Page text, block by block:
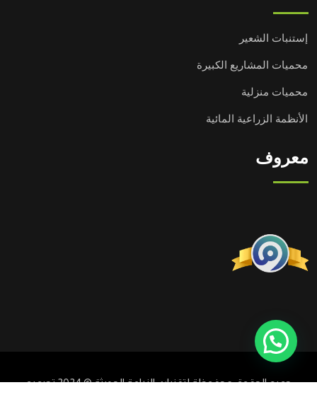
إستنبات الشعير
محميات المشاريع الكبيرة
محميات منزلية
الأنظمة الزراعية المائية
معروف
جميع الحقوق محفوظة لتقنيات الزراعة الحديثة © 2024 تصميم